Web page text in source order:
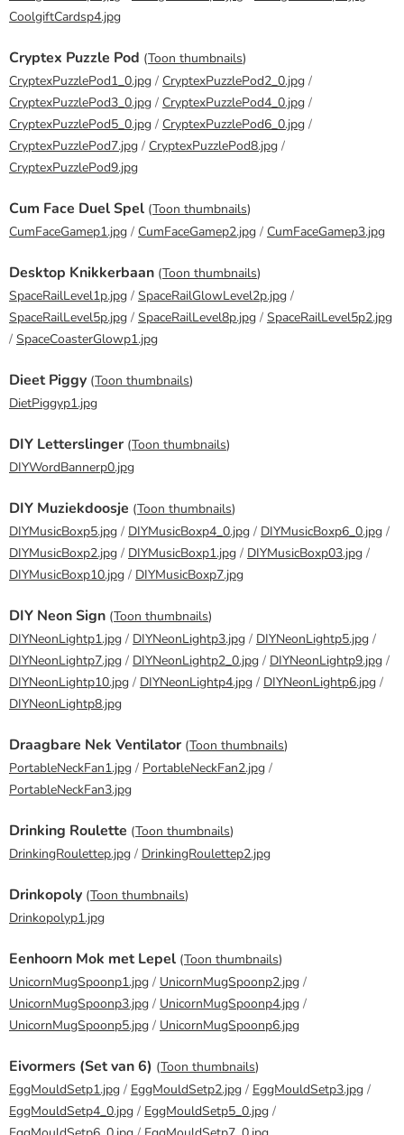
CoolgiftCardsp4.jpg
Cryptex Puzzle Pod (Toon thumbnails)
CryptexPuzzlePod1_0.jpg / CryptexPuzzlePod2_0.jpg /
CryptexPuzzlePod3_0.jpg / CryptexPuzzlePod4_0.jpg /
CryptexPuzzlePod5_0.jpg / CryptexPuzzlePod6_0.jpg /
CryptexPuzzlePod7.jpg / CryptexPuzzlePod8.jpg /
CryptexPuzzlePod9.jpg
Cum Face Duel Spel (Toon thumbnails)
CumFaceGamep1.jpg / CumFaceGamep2.jpg / CumFaceGamep3.jpg
Desktop Knikkerbaan (Toon thumbnails)
SpaceRailLevel1p.jpg / SpaceRailGlowLevel2p.jpg /
SpaceRailLevel5p.jpg / SpaceRailLevel8p.jpg / SpaceRailLevel5p2.jpg
/ SpaceCoasterGlowp1.jpg
Dieet Piggy (Toon thumbnails)
DietPiggyp1.jpg
DIY Letterslinger (Toon thumbnails)
DIYWordBannerp0.jpg
DIY Muziekdoosje (Toon thumbnails)
DIYMusicBoxp5.jpg / DIYMusicBoxp4_0.jpg / DIYMusicBoxp6_0.jpg /
DIYMusicBoxp2.jpg / DIYMusicBoxp1.jpg / DIYMusicBoxp03.jpg /
DIYMusicBoxp10.jpg / DIYMusicBoxp7.jpg
DIY Neon Sign (Toon thumbnails)
DIYNeonLightp1.jpg / DIYNeonLightp3.jpg / DIYNeonLightp5.jpg /
DIYNeonLightp7.jpg / DIYNeonLightp2_0.jpg / DIYNeonLightp9.jpg /
DIYNeonLightp10.jpg / DIYNeonLightp4.jpg / DIYNeonLightp6.jpg /
DIYNeonLightp8.jpg
Draagbare Nek Ventilator (Toon thumbnails)
PortableNeckFan1.jpg / PortableNeckFan2.jpg /
PortableNeckFan3.jpg
Drinking Roulette (Toon thumbnails)
DrinkingRoulettep.jpg / DrinkingRoulettep2.jpg
Drinkopoly (Toon thumbnails)
Drinkopolyp1.jpg
Eenhoorn Mok met Lepel (Toon thumbnails)
UnicornMugSpoonp1.jpg / UnicornMugSpoonp2.jpg /
UnicornMugSpoonp3.jpg / UnicornMugSpoonp4.jpg /
UnicornMugSpoonp5.jpg / UnicornMugSpoonp6.jpg
Eivormers (Set van 6) (Toon thumbnails)
EggMouldSetp1.jpg / EggMouldSetp2.jpg / EggMouldSetp3.jpg /
EggMouldSetp4_0.jpg / EggMouldSetp5_0.jpg /